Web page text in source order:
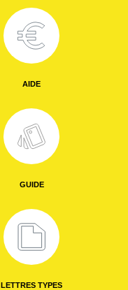
AIDE
GUIDE
LETTRES TYPES